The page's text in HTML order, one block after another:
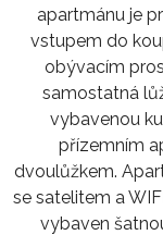
apartmánu je
vstupem do
obývacím
samostatná
vybavenou
přízemním
dvoulůžkem.
se satelitem a
vybaven